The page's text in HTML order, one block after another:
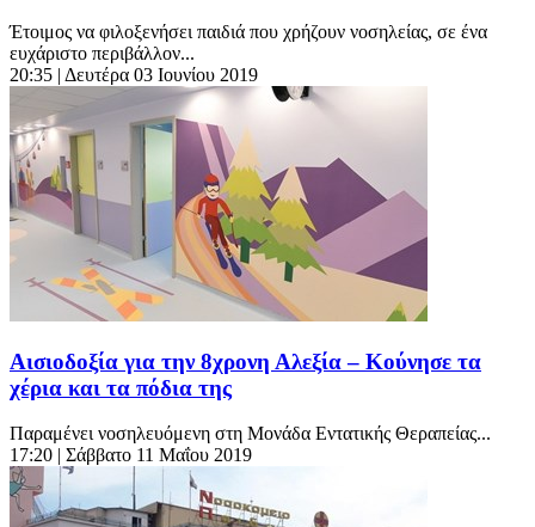
Έτοιμος να φιλοξενήσει παιδιά που χρήζουν νοσηλείας, σε ένα
ευχάριστο περιβάλλον...
20:35 | Δευτέρα 03 Ιουνίου 2019
Αισιοδοξία για την 8χρονη Αλεξία – Κούνησε τα
χέρια και τα πόδια της
Παραμένει νοσηλευόμενη στη Μονάδα Εντατικής Θεραπείας...
17:20 | Σάββατο 11 Μαΐου 2019